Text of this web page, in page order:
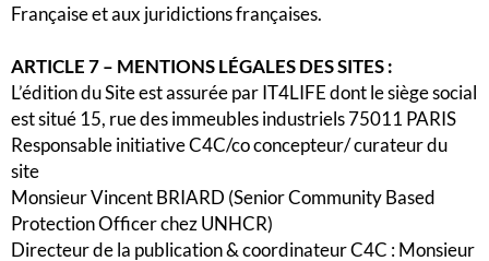
Française et aux juridictions françaises.
ARTICLE 7 – MENTIONS LÉGALES DES SITES :
L’édition du Site est assurée par IT4LIFE dont le siège social
est situé 15, rue des immeubles industriels 75011 PARIS
Responsable initiative C4C/co concepteur/ curateur du
site
Monsieur Vincent BRIARD (Senior Community Based
Protection Officer chez UNHCR)
Directeur de la publication & coordinateur C4C : Monsieur